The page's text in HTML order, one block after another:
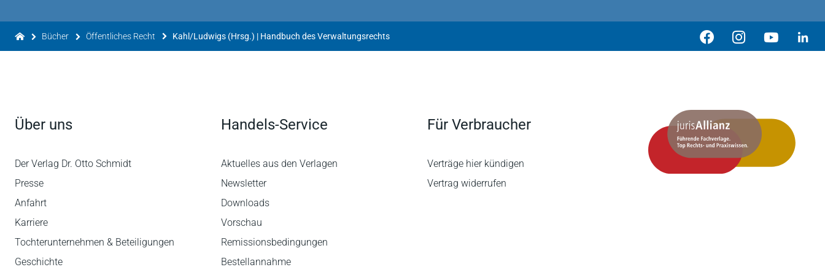
Bücher Öffentliches Recht Kahl/Ludwigs (Hrsg.) | Handbuch des Verwaltungsrechts
Über uns
Der Verlag Dr. Otto Schmidt
Presse
Anfahrt
Karriere
Tochterunternehmen & Beteiligungen
Geschichte
Handels-Service
Aktuelles aus den Verlagen
Newsletter
Downloads
Vorschau
Remissionsbedingungen
Bestellannahme
Für Verbraucher
Verträge hier kündigen
Vertrag widerrufen